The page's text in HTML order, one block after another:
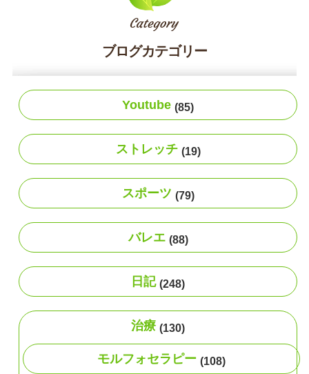
ブログカテゴリー
Youtube (85)
ストレッチ (19)
スポーツ (79)
バレエ (88)
日記 (248)
治療 (130)
モルフォセラピー (108)